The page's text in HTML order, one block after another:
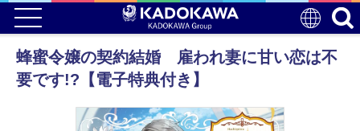
蜂蜜令嬢の契約結婚 雇われ妻に甘い恋は不
要です!?【電子特典付き】